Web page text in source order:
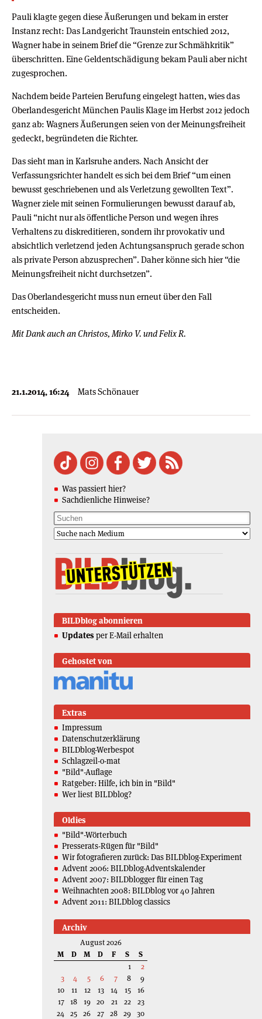
Pauli klagte gegen diese Äußerungen und bekam in erster
Instanz recht: Das Landgericht Traunstein entschied 2012,
Wagner habe in seinem Brief die “Grenze zur Schmähkritik”
überschritten. Eine Geldentschädigung bekam Pauli aber nicht
zugesprochen.
Nachdem beide Parteien Berufung eingelegt hatten, wies das
Oberlandesgericht München Paulis Klage im Herbst 2012 jedoch
ganz ab: Wagners Äußerungen seien von der Meinungsfreiheit
gedeckt, begründeten die Richter.
Das sieht man in Karlsruhe anders. Nach Ansicht der
Verfassungsrichter handelt es sich bei dem Brief “um einen
bewusst geschriebenen und als Verletzung gewollten Text”.
Wagner ziele mit seinen Formulierungen bewusst darauf ab,
Pauli “nicht nur als öffentliche Person und wegen ihres
Verhaltens zu diskreditieren, sondern ihr provokativ und
absichtlich verletzend jeden Achtungsanspruch gerade schon
als private Person abzusprechen”. Daher könne sich hier “die
Meinungsfreiheit nicht durchsetzen”.
Das Oberlandesgericht muss nun erneut über den Fall
entscheiden.
Mit Dank auch an Christos, Mirko V. und Felix R.
21.1.2014, 16:24 Mats Schönauer
Was passiert hier?
Sachdienliche Hinweise?
BILDblog abonnieren
Updates per E-Mail erhalten
Gehostet von
Extras
Impressum
Datenschutzerklärung
BILDblog-Werbespot
Schlagzeil-o-mat
"Bild"-Auflage
Ratgeber: Hilfe, ich bin in "Bild"
Wer liest BILDblog?
Oldies
"Bild"-Wörterbuch
Presserats-Rügen für "Bild"
Wir fotografieren zurück: Das BILDblog-Experiment
Advent 2006: BILDblog-Adventskalender
Advent 2007: BILDblogger für einen Tag
Weihnachten 2008: BILDblog vor 40 Jahren
Advent 2011: BILDblog classics
Archiv
August 2026
M
D M D F S
S
1
2
3
4 5 6 7 8
9
10
11 12 13 14 15
16
17 18 19 20 21 22
23
24 25 26 27 28 29 30